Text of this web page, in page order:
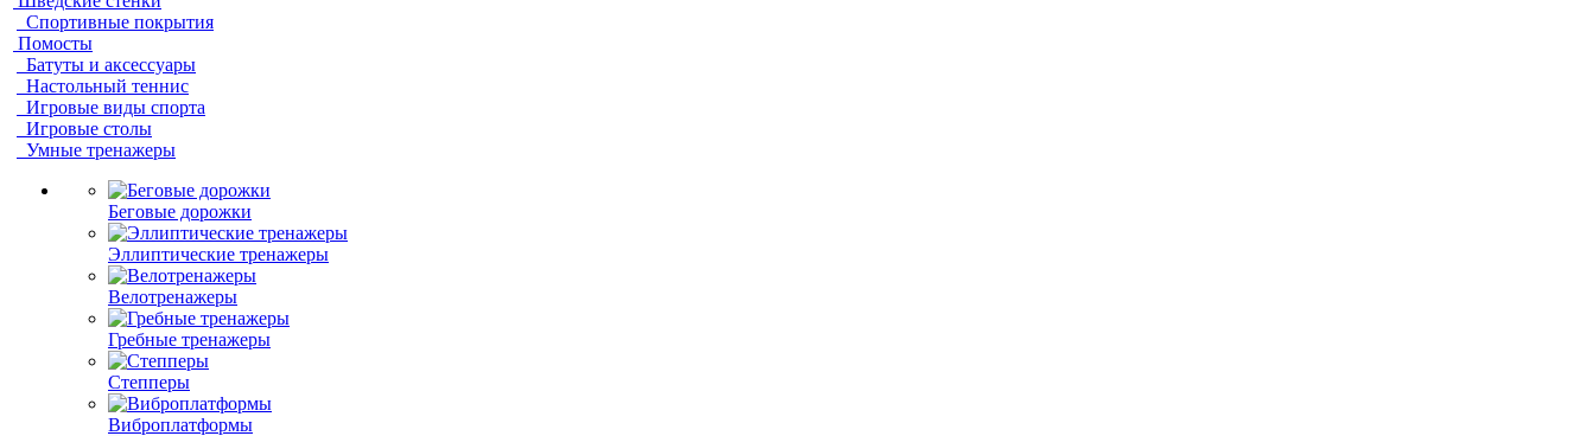
Спортивные покрытия
Помосты
Батуты и аксессуары
Настольный теннис
Игровые виды спорта
Игровые столы
Умные тренажеры
Беговые дорожки
Эллиптические тренажеры
Велотренажеры
Гребные тренажеры
Степперы
Виброплатформы